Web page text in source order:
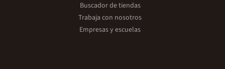
Buscador de tiendas
Trabaja con nosotros
Empresas y escuelas